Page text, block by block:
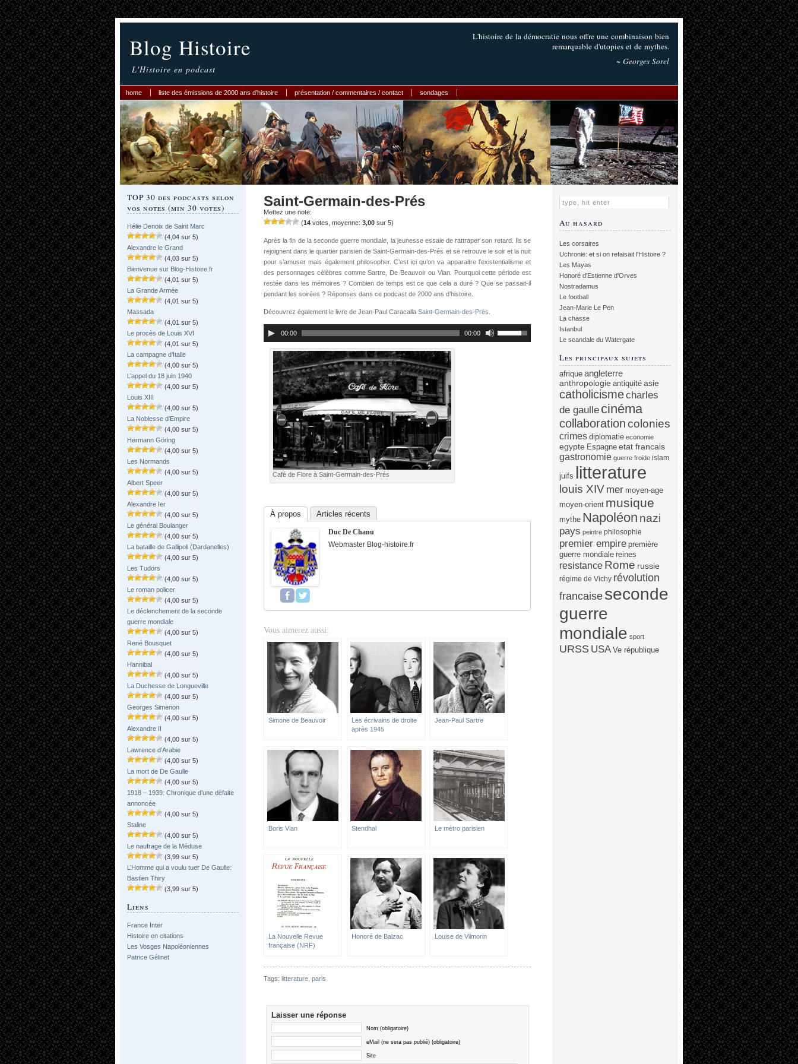
Blog Histoire
L'Histoire en podcast
L'histoire de la démocratie nous offre une combinaison bien
remarquable d'utopies et de mythes.
~ Georges Sorel
home liste des émissions de 2000 ans d’histoire présentation / commentaires / contact sondages
TOP 30 des podcasts selon
vos notes (min 30 votes)
Hélie Denoix de Saint Marc
(4,04 sur 5)
Alexandre le Grand
(4,03 sur 5)
Bienvenue sur Blog-Histoire.fr
(4,01 sur 5)
La Grande Armée
(4,01 sur 5)
Massada
(4,01 sur 5)
Le procès de Louis XVI
(4,01 sur 5)
La campagne d’Italie
(4,00 sur 5)
L’appel du 18 juin 1940
(4,00 sur 5)
Louis XIII
(4,00 sur 5)
La Noblesse d’Empire
(4,00 sur 5)
Hermann Göring
(4,00 sur 5)
Les Normands
(4,00 sur 5)
Albert Speer
(4,00 sur 5)
Alexandre Ier
(4,00 sur 5)
Le général Boulanger
(4,00 sur 5)
La bataille de Gallipoli (Dardanelles)
(4,00 sur 5)
Les Tudors
(4,00 sur 5)
Le roman policer
(4,00 sur 5)
Le déclenchement de la seconde
guerre mondiale
(4,00 sur 5)
René Bousquet
(4,00 sur 5)
Hannibal
(4,00 sur 5)
La Duchesse de Longueville
(4,00 sur 5)
Georges Simenon
(4,00 sur 5)
Alexandre II
(4,00 sur 5)
Lawrence d’Arabie
(4,00 sur 5)
La mort de De Gaulle
(4,00 sur 5)
1918 – 1939: Chronique d’une défaite
annoncée
(4,00 sur 5)
Staline
(4,00 sur 5)
Le naufrage de la Méduse
(3,99 sur 5)
L’Homme qui a voulu tuer De Gaulle:
Bastien Thiry
(3,99 sur 5)
Liens
France Inter
Histoire en citations
Les Vosges Napoléoniennes
Patrice Gélinet
Saint-Germain-des-Prés
Mettez une note:
(14 votes, moyenne: 3,00 sur 5)
Après la fin de la seconde guerre mondiale, la jeunesse essaie de rattraper son retard. Ils se
rejoignent dans le quartier parisien de Saint-Germain-des-Prés et se retrouve le soir et la nuit
pour s’amuser mais également philosopher. C’est ici qu’on va apparaitre l’existentialisme et
des personnages célèbres comme Sartre, De Beauvoir ou Vian. Pourquoi cette période est
restée dans les mémoires ? Combien de temps est ce que cela a duré ? Que se passait-il
pendant les soirées ? Réponses dans ce podcast de 2000 ans d’histoire.
Découvrez également le livre de Jean-Paul Caracalla Saint-Germain-des-Prés
00:00 00:00
Café de Flore à Saint-Germain-des-Prés
À propos Articles récents
Duc De Chanu
Webmaster Blog-histoire.fr
Vous aimerez aussi:
Simone de Beauvoir
Les écrivains de droite
après 1945
Jean-Paul Sartre
Boris Vian Stendhal Le métro parisien
La Nouvelle Revue
française (NRF)
Honoré de Balzac Louise de Vilmorin
Tags: litterature paris
Laisser une réponse
Nom (obligatoire)
eMail (ne sera pas publié) (obligatoire)
Site
Au hasard
Les corsaires
Uchronie: et si on refaisait l'Histoire ?
Les Mayas
Honoré d'Estienne d'Orves
Nostradamus
Le football
Jean-Marie Le Pen
La chasse
Istanbul
Le scandale du Watergate
Les principaux sujets
afrique angleterre
anthropologie antiquité asie
catholicismecharles
de gaulle cinéma
collaborationcolonies
crimes diplomatie economie
egypte Espagne etat francais
gastronomie guerre froide islam
juifs litterature
louis XIV mer moyen-age
moyen-orient musique
mythe Napoléon nazi
pays peintre philosophie
premier empire première
guerre mondiale reines
resistance Rome russie
régime de Vichy révolution
francaise seconde
guerre
mondiale sport
URSS USA Ve république